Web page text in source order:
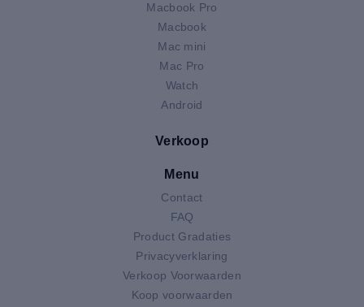
Macbook Pro
Macbook
Mac mini
Mac Pro
Watch
Android
Verkoop
Menu
Contact
FAQ
Product Gradaties
Privacyverklaring
Verkoop Voorwaarden
Koop voorwaarden